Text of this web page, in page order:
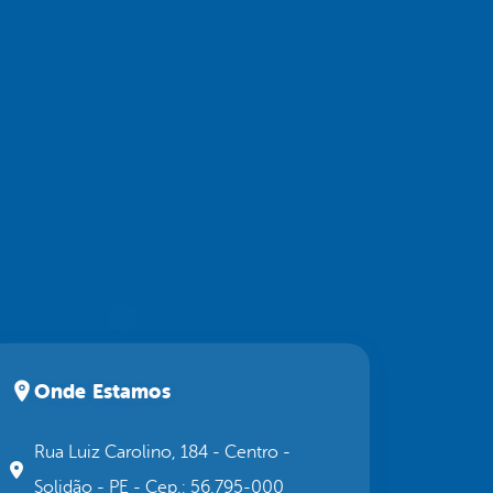
Onde Estamos
Rua Luiz Carolino, 184 - Centro -
Solidão - PE - Cep.: 56.795-000